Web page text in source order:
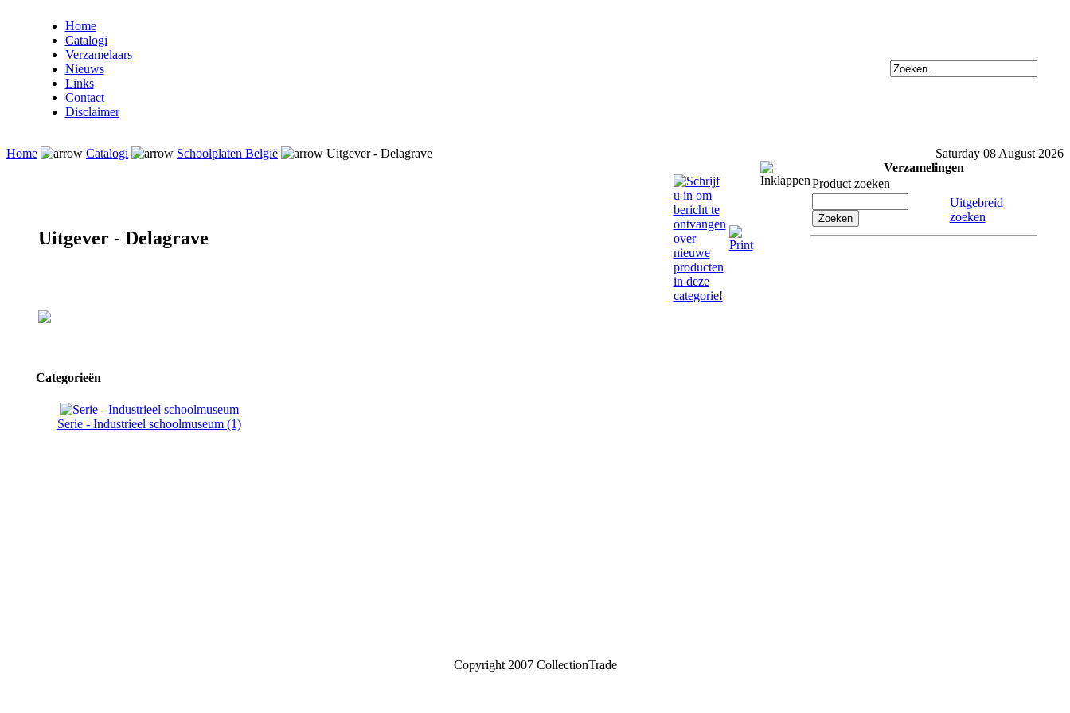
Home
Catalogi
Verzamelaars
Nieuws
Links
Contact
Disclaimer
Home Catalogi Schoolplaten België Uitgever - Delagrave Saturday 08 August 2026
Uitgever - Delagrave
Categorieën
Serie - Industrieel schoolmuseum (1)
Verzamelingen
Product zoeken
Uitgebreid
zoeken
Copyright 2007 CollectionTrade